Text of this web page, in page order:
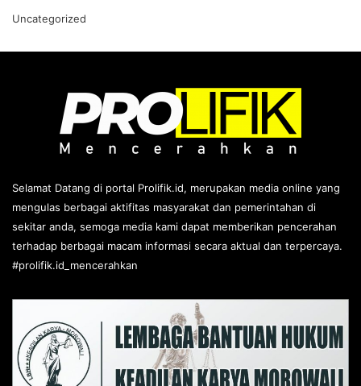
Uncategorized
Selamat Datang di portal Prolifik.id, merupakan media online yang
mengulas berbagai aktifitas masyarakat dan pemerintahan di
sekitar anda, semoga media kami dapat memberikan pencerahan
terhadap berbagai macam informasi secara aktual dan terpercaya.
#prolifik.id_mencerahkan